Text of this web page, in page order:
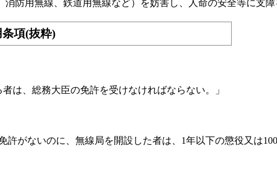
防用無線、鉄道用無線など）を妨害し、人命の安全等に支障
項(抜粋)
は、総務大臣の免許を受けなければならない。」
許がないのに、無線局を開設した者は、1年以下の懲役又は